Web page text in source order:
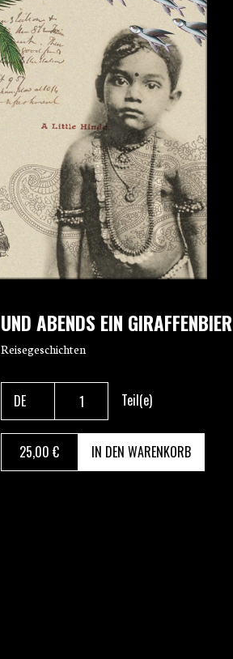
UND ABENDS EIN GIRAFFENBIER
Reisegeschichten
Teil(e)
25,00 € IN DEN WARENKORB